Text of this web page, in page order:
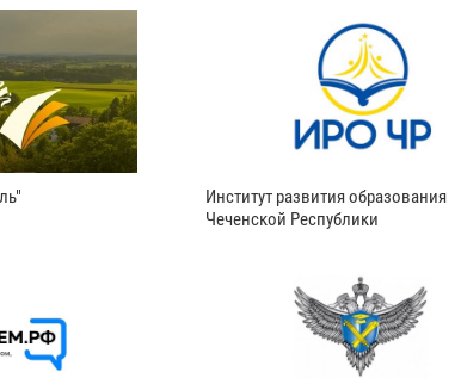
Институт развития образования
Чеченской Республики